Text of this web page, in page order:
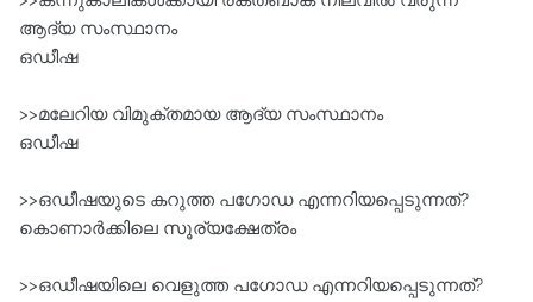
ആദ്യ സംസ്ഥാനം
ഒഡീഷ
>>മലേറിയ വിമുക്തമായ ആദ്യ സംസ്ഥാനം
ഒഡീഷ
>>ഒഡീഷയുടെ കറുത്ത പഗോഡ എന്നറിയപ്പെടുന്നത്?
കൊണാർക്കിലെ സൂര്യക്ഷേത്രം
>>ഒഡീഷയിലെ വെളുത്ത പഗോഡ എന്നറിയപ്പെടുന്നത്?